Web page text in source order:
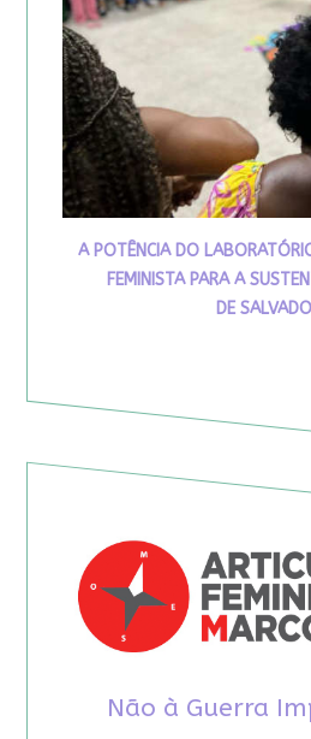
A POTÊNCIA DO
FEMINISTA PARA A
DE
Não à Guerra